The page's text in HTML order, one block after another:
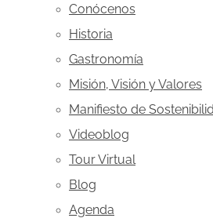
Conócenos
Historia
Gastronomía
Misión, Visión y Valores
Manifiesto de
Videoblog
Tour Virtual
Blog
Agenda